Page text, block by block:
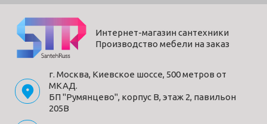
Интернет-магазин сантехники
Производство мебели на заказ
г. Москва, Киевское шоссе, 500 метров от
МКАД.
БП "Румянцево", корпус В, этаж 2, павильон
205В